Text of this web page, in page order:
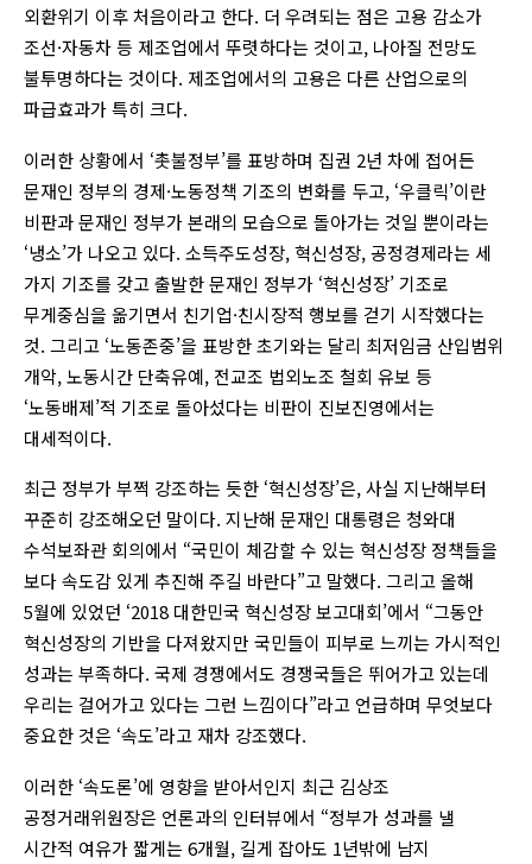
외환위기 이후 처음이라고 한다. 더 우려되는 점은 고용 감소가
조선·자동차 등 제조업에서 뚜렷하다는 것이고, 나아질 전망도
불투명하다는 것이다. 제조업에서의 고용은 다른 산업으로의
파급효과가 특히 크다.
이러한 상황에서 ‘촛불정부’를 표방하며 집권 2년 차에 접어든
문재인 정부의 경제·노동정책 기조의 변화를 두고, ‘우클릭’이란
비판과 문재인 정부가 본래의 모습으로 돌아가는 것일 뿐이라는
‘냉소’가 나오고 있다. 소득주도성장, 혁신성장, 공정경제라는 세
가지 기조를 갖고 출발한 문재인 정부가 ‘혁신성장’ 기조로
무게중심을 옮기면서 친기업·친시장적 행보를 걷기 시작했다는
것. 그리고 ‘노동존중’을 표방한 초기와는 달리 최저임금 산입범위
개악, 노동시간 단축유예, 전교조 법외노조 철회 유보 등
‘노동배제’적 기조로 돌아섰다는 비판이 진보진영에서는
대세적이다.
최근 정부가 부쩍 강조하는 듯한 ‘혁신성장’은, 사실 지난해부터
꾸준히 강조해오던 말이다. 지난해 문재인 대통령은 청와대
수석보좌관 회의에서 “국민이 체감할 수 있는 혁신성장 정책들을
보다 속도감 있게 추진해 주길 바란다”고 말했다. 그리고 올해
5월에 있었던 ‘2018 대한민국 혁신성장 보고대회’에서 “그동안
혁신성장의 기반을 다져왔지만 국민들이 피부로 느끼는 가시적인
성과는 부족하다. 국제 경쟁에서도 경쟁국들은 뛰어가고 있는데
우리는 걸어가고 있다는 그런 느낌이다”라고 언급하며 무엇보다
중요한 것은 ‘속도’라고 재차 강조했다.
이러한 ‘속도론’에 영향을 받아서인지 최근 김상조
공정거래위원장은 언론과의 인터뷰에서 “정부가 성과를 낼
시간적 여유가 짧게는 6개월, 길게 잡아도 1년밖에 남지